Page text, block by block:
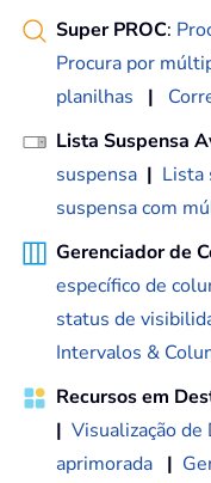
Super PROC:
Procura por
planilhas
|
Lista Suspensa
suspensa | Lista
suspensa com
Gerenciador de
específico de
status de
Intervalos &
Recursos em
| Visualização de
aprimorada |